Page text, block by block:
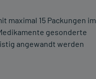
maximal 15 Packungen im
gesonderte
angewandt werden